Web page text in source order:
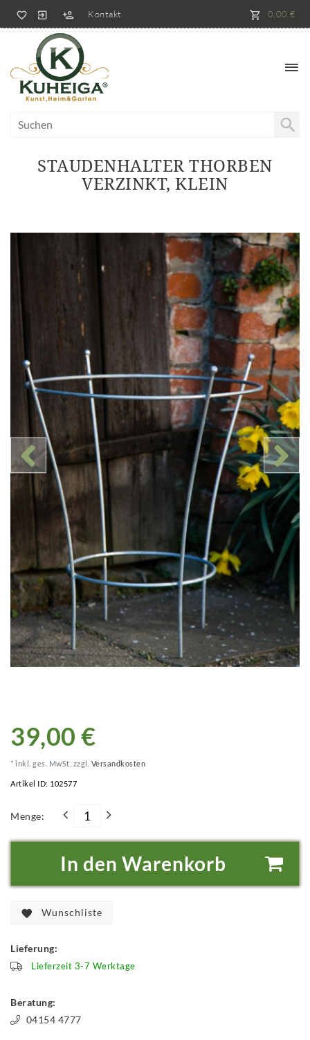
Kontakt 0,00 €
STAUDENHALTER THORBEN
VERZINKT, KLEIN
39,00 €
* inkl. ges. MwSt. zzgl. Versandkosten
Artikel ID: 102577
Menge:
In den Warenkorb
Wunschliste
Lieferung:
Lieferzeit 3-7 Werktage
Beratung:
04154 4777